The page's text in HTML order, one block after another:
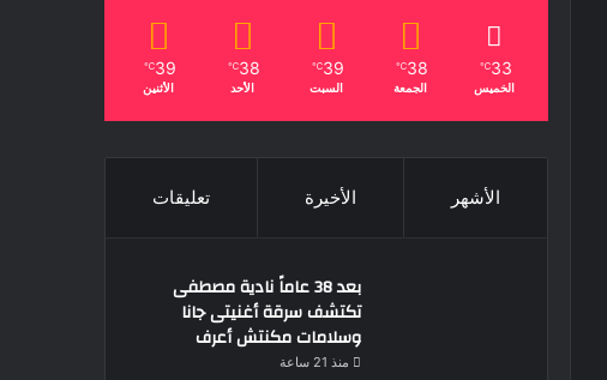
33
℃
الخميس
38
℃
الجمعة
39
℃
السبت
38
℃
الأحد
39
℃
الأثنين
الأشهر الأخيرة تعليقات
بعد 38 عاماً نادية مصطفى
تكتشف سرقة أغنيتى جانا
وسلامات مكنتش أعرف
منذ 21 ساعة